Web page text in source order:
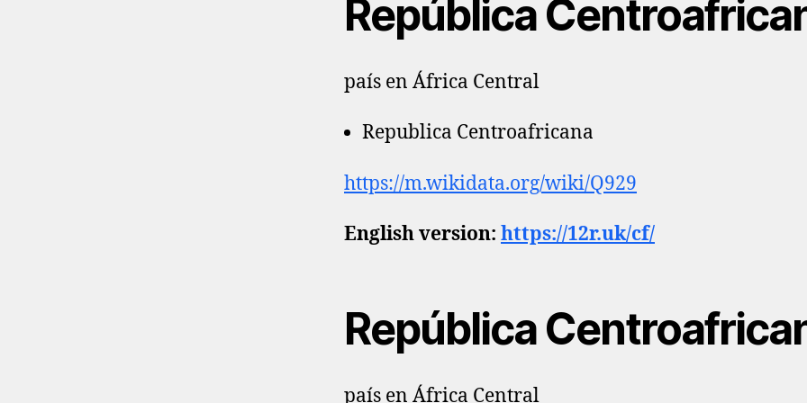
República
país en África Central
Republica Centroafricana
https://m.wikidata.org/wiki/Q929
English version: https://12r.uk/cf/
República
país en África Central